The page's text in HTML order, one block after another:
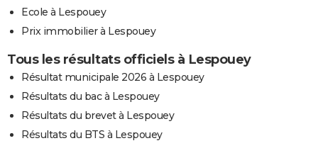
Ecole à Lespouey
Prix immobilier à Lespouey
Tous les résultats officiels à Lespouey
Résultat municipale 2026 à Lespouey
Résultats du bac à Lespouey
Résultats du brevet à Lespouey
Résultats du BTS à Lespouey